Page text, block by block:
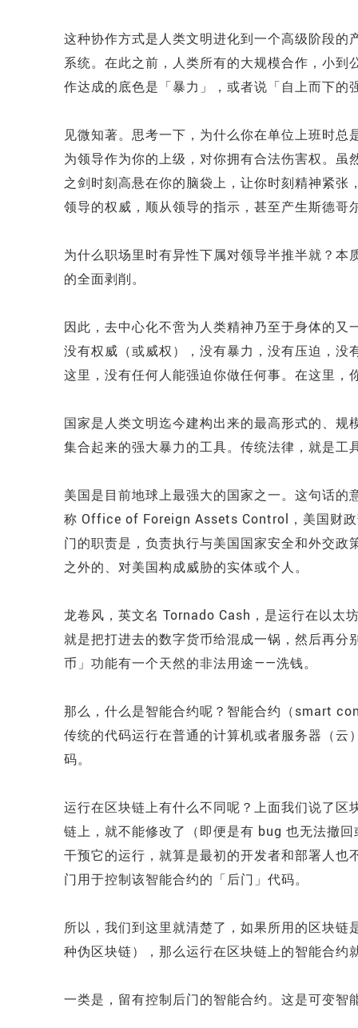
这种协作方式是人类文明进化到一个高级阶段
系统。在此之前，人类所有的大规模合作，小
作达成的底色是「暴力」，或者说「自上而下
见微知著。思考一下，为什么你在单位上班时
为领导作为你的上级，对你拥有合法伤害权。
之剑时刻高悬在你的脑袋上，让你时刻精神紧
领导的权威，顺从领导的指示，甚至产生斯德
为什么职场里时有异性下属对领导半推半就？
的全面剥削。
因此，去中心化不啻为人类精神乃至于身体的
没有权威（或威权），没有暴力，没有压迫，
这里，没有任何人能强迫你做任何事。在这里
国家是人类文明迄今建构出来的最高形式的、
集合起来的强大暴力的工具。传统法律，就是工
美国是目前地球上最强大的国家之一。这句话
称 Office of Foreign Assets Control，美国财
门的职责是，负责执行与美国国家安全和外交
之外的、对美国构成威胁的实体或个人。
龙卷风，英文名 Tornado Cash，是运行在以太
就是把打进去的数字货币给混成一锅，然后再
币」功能有一个天然的非法用途——洗钱。
那么，什么是智能合约呢？智能合约（smart
传统的代码运行在普通的计算机或者服务器（
码。
运行在区块链上有什么不同呢？上面我们说了
链上，就不能修改了（即便是有 bug 也无法撤
干预它的运行，就算是最初的开发者和部署人
门用于控制该智能合约的「后门」代码。
所以，我们到这里就清楚了，如果所用的区块
种伪区块链），那么运行在区块链上的智能合约
一类是，留有控制后门的智能合约。这是可变智